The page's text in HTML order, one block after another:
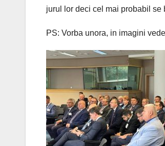
jurul lor deci cel mai probabil se
PS: Vorba unora, in imagini